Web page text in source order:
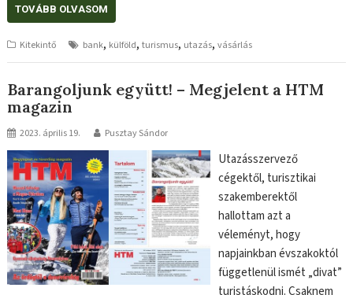
TOVÁBB OLVASOM
Kitekintő bank, külföld,turismus, utazás,vásárlás
Barangoljunk együtt! – Megjelent a HTM
magazin
2023. április 19. Pusztay Sándor
Utazásszervező
cégektől, turisztikai
szakemberektől
hallottam azt a
véleményt, hogy
napjainkban évszakoktól
függetlenül ismét „divat”
turistáskodni. Csaknem